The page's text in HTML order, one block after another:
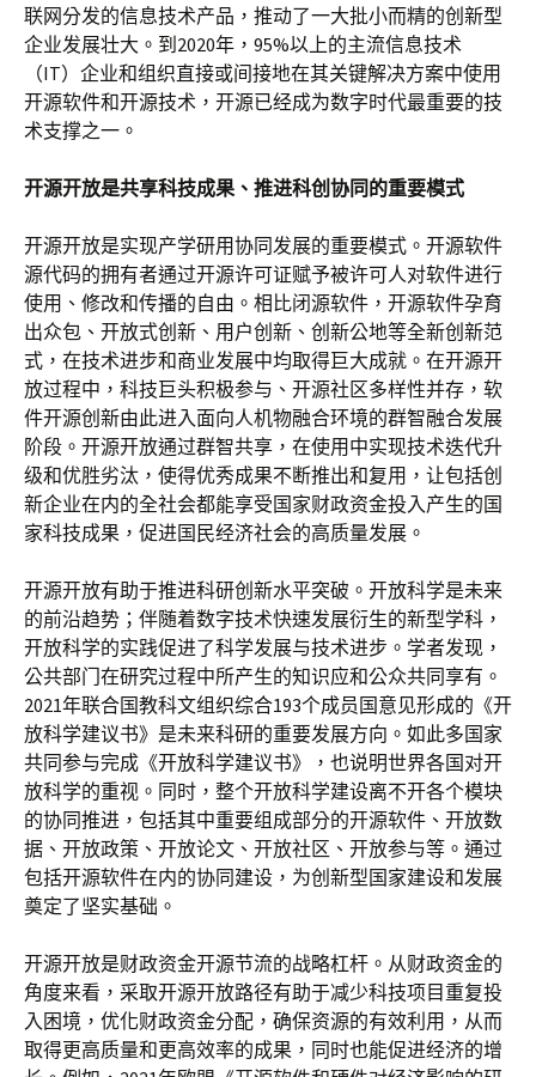
联网分发的信息技术产品，推动了一大批小而精的创新型
企业发展壮大。到2020年，95%以上的主流信息技术
（IT）企业和组织直接或间接地在其关键解决方案中使用
开源软件和开源技术，开源已经成为数字时代最重要的技
术支撑之一。
开源开放是共享科技成果、推进科创协同的重要模式
开源开放是实现产学研用协同发展的重要模式。开源软件
源代码的拥有者通过开源许可证赋予被许可人对软件进行
使用、修改和传播的自由。相比闭源软件，开源软件孕育
出众包、开放式创新、用户创新、创新公地等全新创新范
式，在技术进步和商业发展中均取得巨大成就。在开源开
放过程中，科技巨头积极参与、开源社区多样性并存，软
件开源创新由此进入面向人机物融合环境的群智融合发展
阶段。开源开放通过群智共享，在使用中实现技术迭代升
级和优胜劣汰，使得优秀成果不断推出和复用，让包括创
新企业在内的全社会都能享受国家财政资金投入产生的国
家科技成果，促进国民经济社会的高质量发展。
开源开放有助于推进科研创新水平突破。开放科学是未来
的前沿趋势；伴随着数字技术快速发展衍生的新型学科，
开放科学的实践促进了科学发展与技术进步。学者发现，
公共部门在研究过程中所产生的知识应和公众共同享有。
2021年联合国教科文组织综合193个成员国意见形成的《开
放科学建议书》是未来科研的重要发展方向。如此多国家
共同参与完成《开放科学建议书》，也说明世界各国对开
放科学的重视。同时，整个开放科学建设离不开各个模块
的协同推进，包括其中重要组成部分的开源软件、开放数
据、开放政策、开放论文、开放社区、开放参与等。通过
包括开源软件在内的协同建设，为创新型国家建设和发展
奠定了坚实基础。
开源开放是财政资金开源节流的战略杠杆。从财政资金的
角度来看，采取开源开放路径有助于减少科技项目重复投
入困境，优化财政资金分配，确保资源的有效利用，从而
取得更高质量和更高效率的成果，同时也能促进经济的增